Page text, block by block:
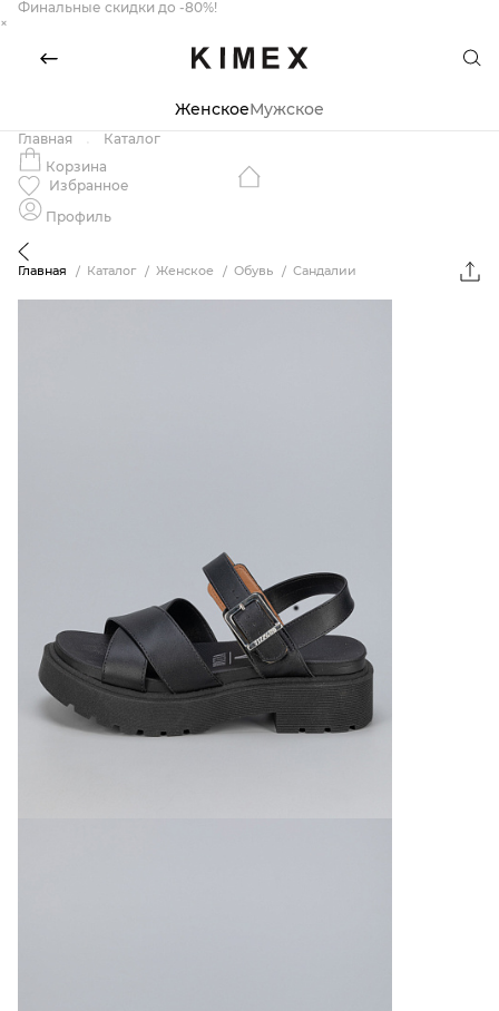
Финальные скидки до -80%!
×
ЖенскоеМужское
Главная
Каталог
Корзина
Избранное
Профиль
Главная Каталог Женское Обувь Сандалии